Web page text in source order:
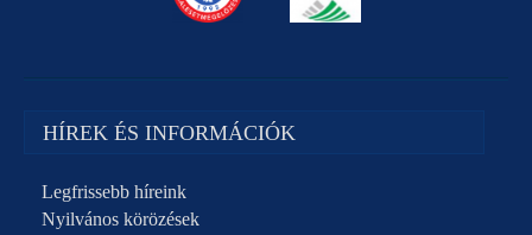
HÍREK ÉS INFORMÁCIÓK
Legfrissebb híreink
Nyilvános körözések